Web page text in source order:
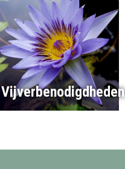
Vijverbenodigdheden